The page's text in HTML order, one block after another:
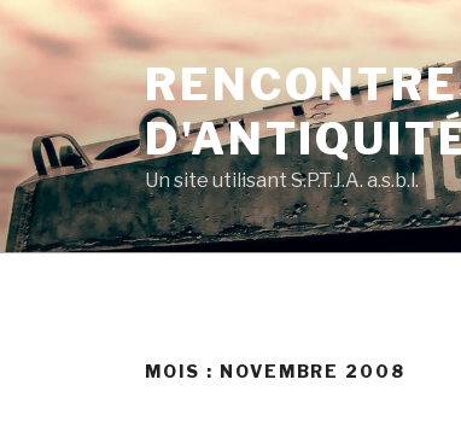
Skip
Un site utilisant S.P.T.J.A. a.s.b.l.
MOIS : NOVEMBRE 2008